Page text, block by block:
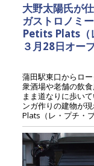
大野太陽氏が
ガストロノミ
Petits Plats（
３月28日オー
蒲田駅東口からロ
衆酒場や老舗の飲
まま道なりに歩い
ンガ作りの建物が
Plats（レ・プチ・